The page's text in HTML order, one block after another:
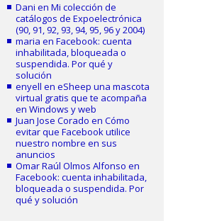
Dani enMi colección de
catálogos de Expoelectrónica
(90, 91, 92, 93, 94, 95, 96 y 2004)
maria enFacebook: cuenta
inhabilitada, bloqueada o
suspendida. Por qué y
solución
enyell eneSheep una mascota
virtual gratis que te acompaña
en Windows y web
Juan Jose Corado enCómo
evitar que Facebook utilice
nuestro nombre en sus
anuncios
Omar Raúl Olmos Alfonso en
Facebook: cuenta inhabilitada,
bloqueada o suspendida. Por
qué y solución